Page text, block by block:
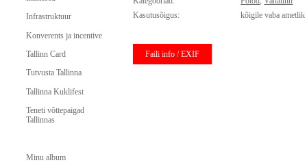
Infrastruktuur
Konverents ja incentive
Tallinn Card
Tutvusta Tallinna
Tallinna Kuklifest
Teneti võttepaigad
Tallinnas
Minu album
Kasutusõigus:
kõigile vaba
Faili info / EXIF